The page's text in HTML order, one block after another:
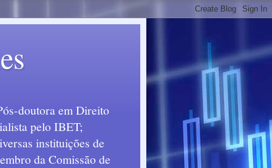
doutora em Direito
pelo IBET;
instituições de
da Comissão de